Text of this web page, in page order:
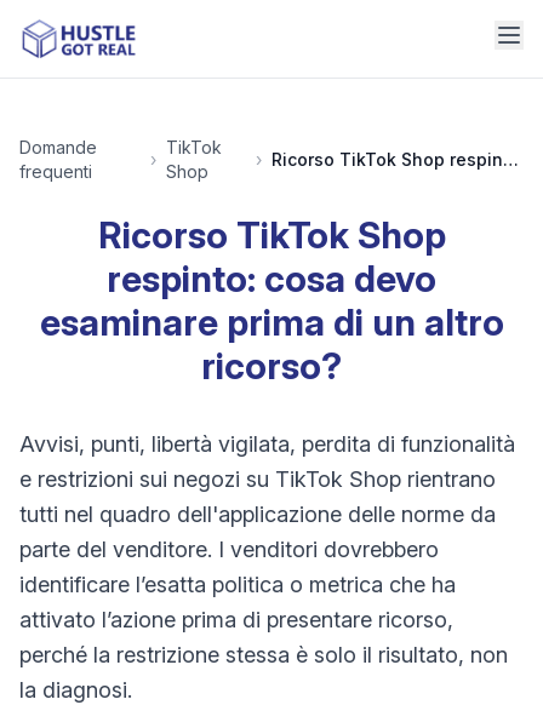
Domande
frequenti
›
TikTok
Shop
› Ricorso TikTok Shop respinto: cosa devo esaminare prima di un altro ricorso?
Ricorso TikTok Shop
respinto: cosa devo
esaminare prima di un altro
ricorso?
Avvisi, punti, libertà vigilata, perdita di funzionalità
e restrizioni sui negozi su TikTok Shop rientrano
tutti nel quadro dell'applicazione delle norme da
parte del venditore. I venditori dovrebbero
identificare l’esatta politica o metrica che ha
attivato l’azione prima di presentare ricorso,
perché la restrizione stessa è solo il risultato, non
la diagnosi.